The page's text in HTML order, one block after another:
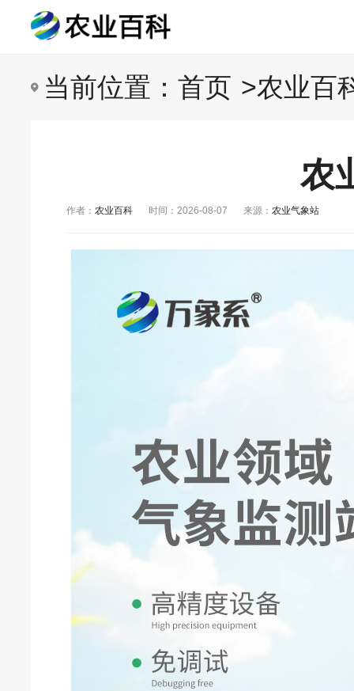
当前位置：首页 >农业百
农
作者：农业百科 时间：2026-08-07 来源：农业气象站